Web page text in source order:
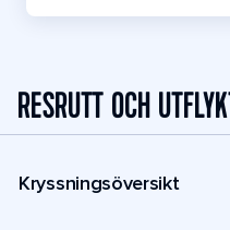
RESRUTT OCH
Kryssningsöversikt